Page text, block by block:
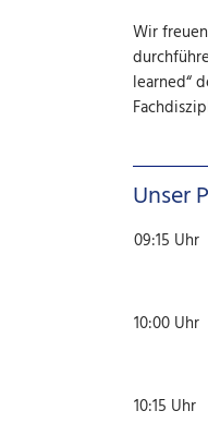
Wir
learned“
Unser
09:15 Uhr
10:00 Uhr
10:15 Uhr